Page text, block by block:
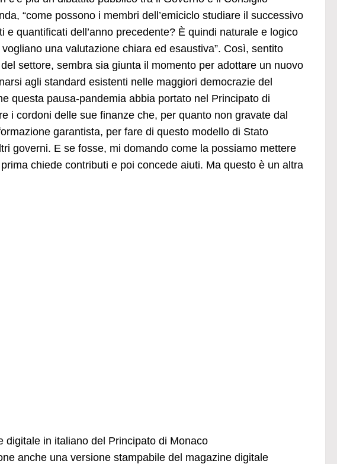
“come possono i membri dell’emiciclo studiare il successivo
quantificati dell’anno precedente? È quindi naturale e logico
una valutazione chiara ed esaustiva”. Così, sentito
settore, sembra sia giunta il momento per adottare un nuovo
agli standard esistenti nelle maggiori democrazie del
questa pausa-pandemia abbia portato nel Principato di
i cordoni delle sue finanze che, per quanto non gravate dal
garantista, per fare di questo modello di Stato
governi. E se fosse, mi domando come la possiamo mettere
chiede contributi e poi concede aiuti. Ma questo è un altra
in italiano del Principato di Monaco
anche una versione stampabile del magazine digitale